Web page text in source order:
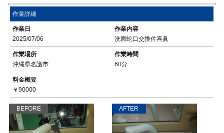
作業詳細
作業日
2025/07/06
作業内容
洗面蛇口交換佐喜眞
作業場所
沖縄県名護市
作業時間
60分
料金概要
￥90000
BEFORE AFTER